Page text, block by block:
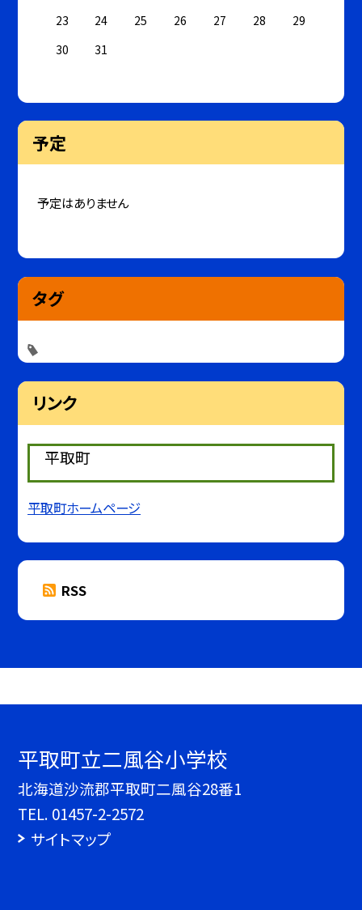
23
24 25 26 27 28
29
30
31
予定
予定はありません
タグ
リンク
平取町
平取町ホームページ
RSS
平取町立二風谷小学校
北海道沙流郡平取町二風谷28番1
TEL. 01457-2-2572
サイトマップ